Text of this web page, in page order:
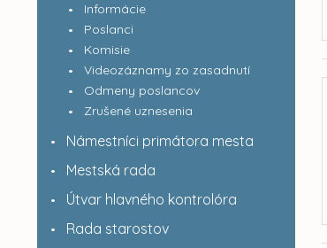
Informácie
Poslanci
Komisie
Videozáznamy zo zasadnutí
Odmeny poslancov
Zrušené uznesenia
Námestníci primátora mesta
Mestská rada
Útvar hlavného kontrolóra
Rada starostov